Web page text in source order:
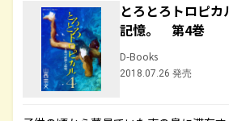
とろとろトロピ
記憶。 第4巻
D-Books
2018.07.26 発売